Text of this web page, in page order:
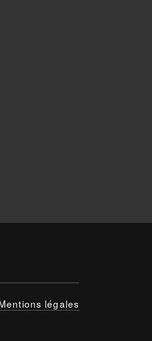
légales